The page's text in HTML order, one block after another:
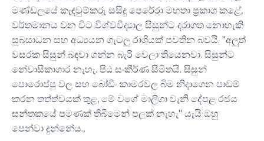
මණ්ඩලයේ කැඳවුම්කරු සසිදු පෙරේරා මහතා ප්‍රකාශ කළේ,
වර්තමානය වන විට විශ්වවිද්‍යාල සිසුන්ට දරාගත නොහැකි
සුබසාධන සහ අධ්‍යයන ගැටලු රාශියක් පවතින බවයි. "අලුත්
වසරක සිසුන් බඳවා ගන්න බැරි වෙලා තියෙනවා. සිසුන්ට
නේවාසිකාගාර නැහැ. පීඨ සංකීර්ණ සීමිතයි. සිසුන්
පොරොප්පු වල සහ බෝඩිං කාමරවල බිම නිදාගෙන පාඩම්
කරන තත්ත්වයක් තුළ, මේ වගේ මාලිගා වැනි දේපළ රජය
සන්තකයේ පමණක් තිබීමෙන් පලක් නැහැ" යැයි ඔහු
පෙන්වා දුන්නේය.,